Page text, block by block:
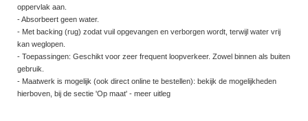
oppervlak aan.
- Absorbeert geen water.
- Met backing (rug) zodat vuil opgevangen en verborgen wordt, terwijl water vrij
kan weglopen.
- Toepassingen: Geschikt voor zeer frequent loopverkeer. Zowel binnen als buiten
gebruik.
- Maatwerk is mogelijk (ook direct online te bestellen): bekijk de mogelijkheden
hierboven, bij de sectie 'Op maat' - meer uitleg